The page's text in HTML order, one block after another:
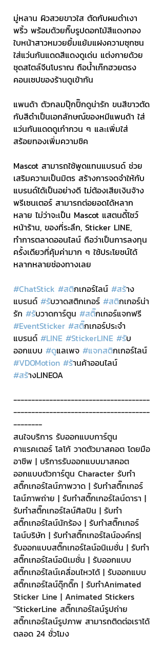
มู่หลาน ผิวสวยขาวใส ตัดกับผมดำเงา
พริ้ว พร้อมด้วยกิ๊บรูปดอกไม้สีแดงทอง
ใบหน้าสาวหมวยยิ้มแย้มแฝงความซุกซน
ใส่แว่นกันแดดสีแดงดูเด่น แต่งกายด้วย
ชุดสไตล์จีนโบราณ ถือน้ำเก๊กฮวยตรง
คอนเซปของร้านดูเข้ากัน
แพนด้า ตัวกลมปุ๊กปิ๊กดูน่ารัก ขนสีขาวตัด
กับสีดำเป็นเอกลักษณ์ของหมีแพนด้า ใส่
แว่นกันแดดดูเก๋ากวน ๆ และเพิ่มใส่
สร้อยทองเพิ่มความชิค
Mascot สามารถใช้พูดแทนแบรนด์ ช่วย
เสริมความเป็นมิตร สร้างการจดจำให้กับ
แบรนด์ได้เป็นอย่างดี ไม่ต้องเสียเงินจ้าง
พรีเซนเตอร์ สามารถต่อยอดได้หลาก
หลาย ไม่ว่าจะเป็น Mascot แสตนดี้โชว์
หน้าร้าน, ของที่ระลึก, Sticker LINE,
ทำการตลาดออนไลน์ ถือว่าเป็นการลงทุน
ครั้งเดียวที่คุ้มค่ามาก ๆ ใช้ประโยชน์ได้
หลากหลายช่องทางเลย
#ChatStick #สติกเกอร์ไลน์ #สร้าง
แบรนด์ #รับวาดสติกเกอร์ #สติกเกอร์น่า
รัก #รับวาดการ์ตูน #สติ๊กเกอร์แจกฟรี
#EventSticker #สติ๊กเกอร์ประจำ
แบรนด์ #LINE #StickerLINE #รับ
ออกแบบ #ดูแลเพจ #แจกสติกเกอร์ไลน์
#VDOMotion #ร้านค้าออนไลน์
#สร้างLINEOA
--------------------------------------
--------------------------------------
--------
สนใจบริการ รับออกแบบการ์ตูน
คาแรคเตอร์ โลโก้ วาดตัวมาสคอต โดยมือ
อาชีพ | บริการรับออกแบบมาสคอต
ออกแบบตัวการ์ตูน Character รับทำ
สติ๊กเกอร์ไลน์ภาพวาด | รับทำสติ๊กเกอร์
ไลน์ภาพถ่าย | รับทำสติ๊กเกอร์ไลน์ดารา |
รับทำสติ๊กเกอร์ไลน์ศิลปิน | รับทำ
สติ๊กเกอร์ไลน์นักร้อง | รับทำสติ๊กเกอร์
ไลน์บริษัท | รับทำสติ๊กเกอร์ไลน์องค์กร|
รับออกแบบสติ๊กเกอร์ไลน์อนิเมชั่น | รับทำ
สติ๊กเกอร์ไลน์อนิเมชั่น | รับออกแบบ
สติ๊กเกอร์ไลน์เคลื่อนไหวได้ | รับออกแบบ
สติ๊กเกอร์ไลน์ดุ๊กดิ๊ก | รับทำAnimated
Sticker Line | Animated Stickers
"StickerLine สติ๊กเกอร์ไลน์รูปถ่าย
สติ๊กเกอร์ไลน์รูปภาพ สามารถติดต่อเราได้
ตลอด 24 ชั่วโมง